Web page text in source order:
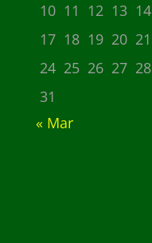
10 11 12 13 14
17 18 19 20 21
24 25 26 27 28
31
« Mar